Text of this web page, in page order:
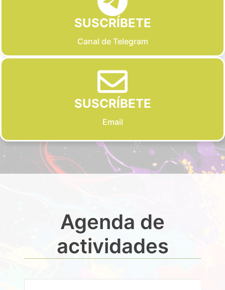
SUSCRÍBETE
Canal de Telegram
SUSCRÍBETE
Email
Agenda de
actividades